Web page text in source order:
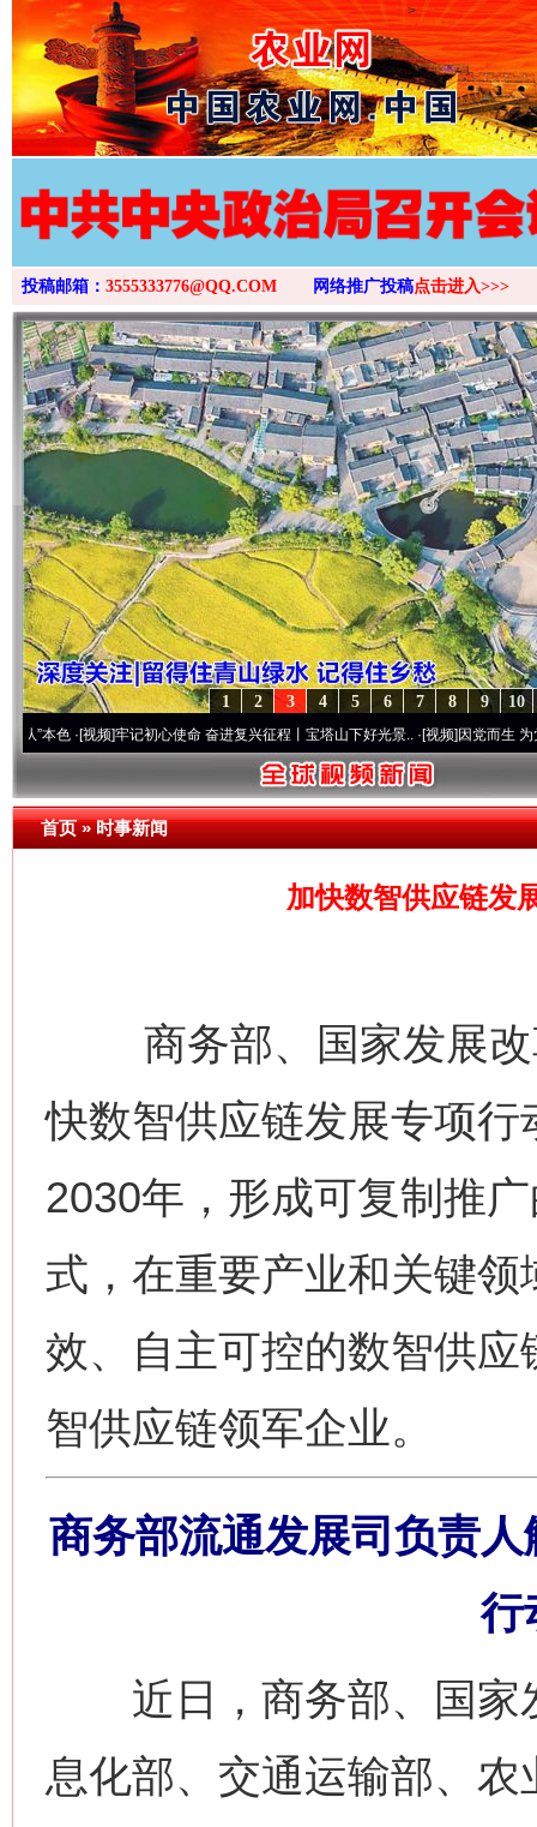
>
投稿邮箱： 3555333776@QQ.COM 网络推广投稿点击进入>>>
10
9
8
7
6
5
4
3
2
1
·[视频]牢记初心使命 奋进复兴征程丨宝塔山下好光景..·[视频]因党而生 为党而战——
首页»时事新闻
加快数智供应链发
商务部、国家发展改
快数智供应链发展专项
2030年，形成可复制推
式，在重要产业和关键
效、自主可控的数智供
智供应链领军企业。
商务部流通发展司负责
行
近日，商务部、国家
息化部、交通运输部、